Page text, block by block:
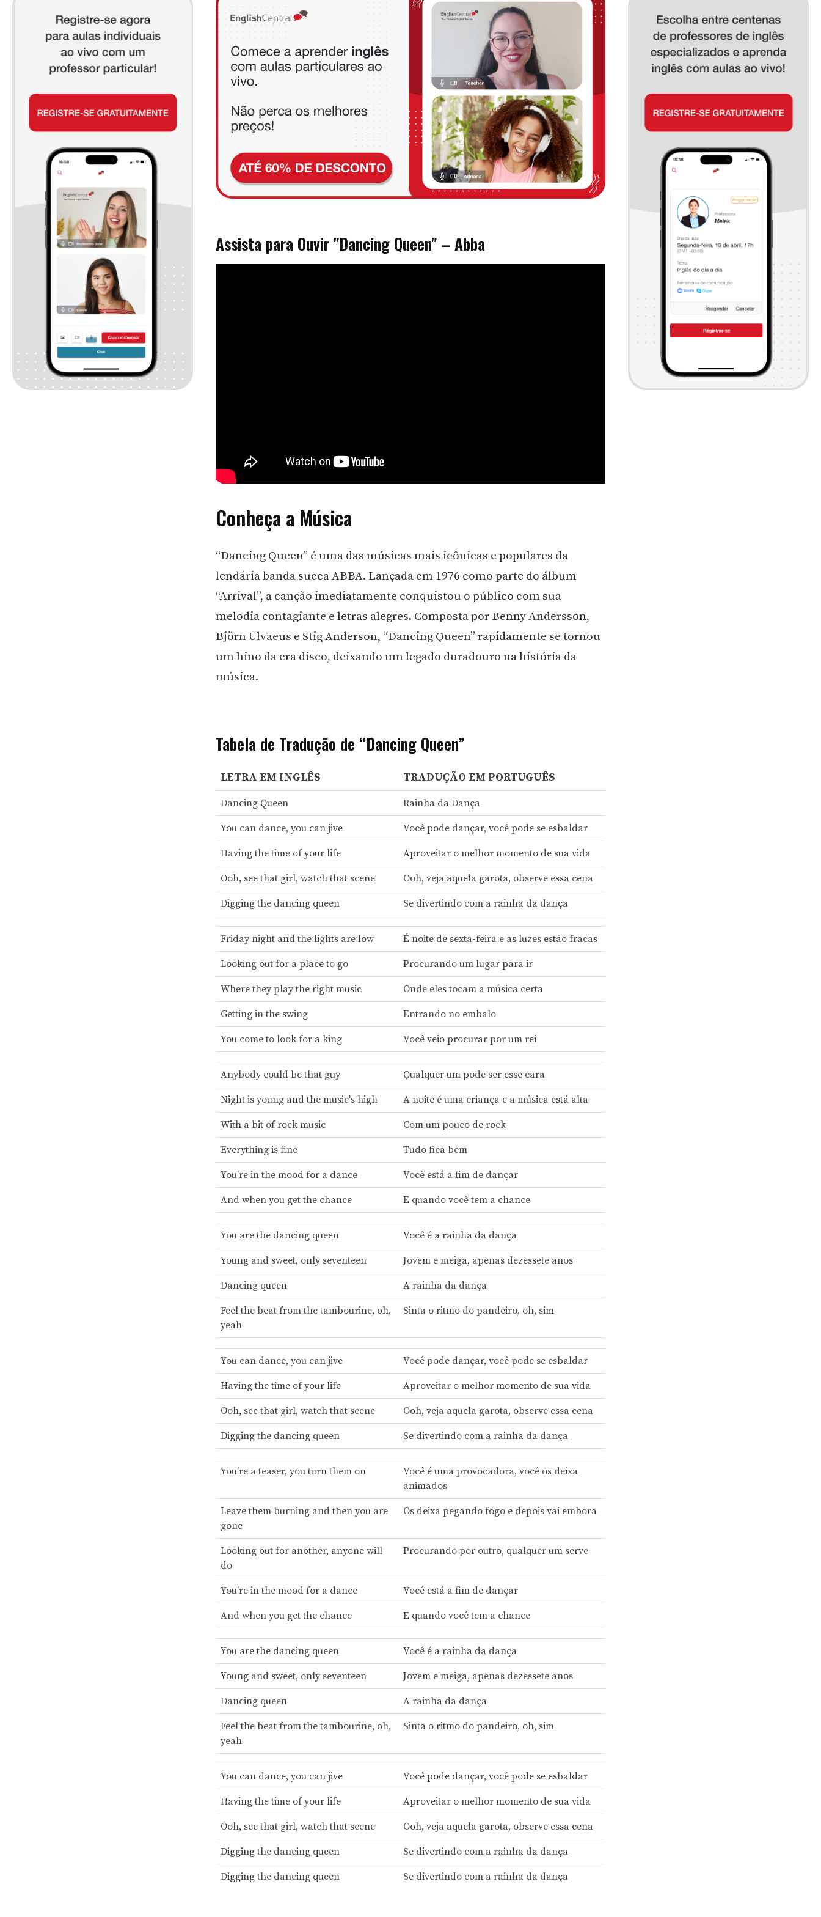
Assista para Ouvir "Dancing Queen" – Abba
Conheça a Música
“Dancing Queen” é uma das músicas mais icônicas e populares da
lendária banda sueca ABBA. Lançada em 1976 como parte do álbum
“Arrival”, a canção imediatamente conquistou o público com sua
melodia contagiante e letras alegres. Composta por Benny Andersson,
Björn Ulvaeus e Stig Anderson, “Dancing Queen” rapidamente se tornou
um hino da era disco, deixando um legado duradouro na história da
música.
Tabela de Tradução de “Dancing Queen”
LETRA EM INGLÊS TRADUÇÃO EM PORTUGUÊS
Dancing Queen Rainha da Dança
You can dance, you can jive Você pode dançar, você pode se esbaldar
Having the time of your life Aproveitar o melhor momento de sua vida
Ooh, see that girl, watch that scene Ooh, veja aquela garota, observe essa cena
Digging the dancing queen Se divertindo com a rainha da dança
Friday night and the lights are low É noite de sexta-feira e as luzes estão fracas
Looking out for a place to go Procurando um lugar para ir
Where they play the right music Onde eles tocam a música certa
Getting in the swing Entrando no embalo
You come to look for a king Você veio procurar por um rei
Anybody could be that guy Qualquer um pode ser esse cara
Night is young and the music's high A noite é uma criança e a música está alta
With a bit of rock music Com um pouco de rock
Everything is fine Tudo fica bem
You're in the mood for a dance Você está a fim de dançar
And when you get the chance E quando você tem a chance
You are the dancing queen Você é a rainha da dança
Young and sweet, only seventeen Jovem e meiga, apenas dezessete anos
Dancing queen A rainha da dança
Feel the beat from the tambourine, oh,
yeah
Sinta o ritmo do pandeiro, oh, sim
You can dance, you can jive Você pode dançar, você pode se esbaldar
Having the time of your life Aproveitar o melhor momento de sua vida
Ooh, see that girl, watch that scene Ooh, veja aquela garota, observe essa cena
Digging the dancing queen Se divertindo com a rainha da dança
You're a teaser, you turn them on
Você é uma provocadora, você os deixa
animados
Leave them burning and then you are
gone
Os deixa pegando fogo e depois vai embora
Looking out for another, anyone will
do
Procurando por outro, qualquer um serve
You're in the mood for a dance Você está a fim de dançar
And when you get the chance E quando você tem a chance
You are the dancing queen Você é a rainha da dança
Young and sweet, only seventeen Jovem e meiga, apenas dezessete anos
Dancing queen A rainha da dança
Feel the beat from the tambourine, oh,
yeah
Sinta o ritmo do pandeiro, oh, sim
You can dance, you can jive Você pode dançar, você pode se esbaldar
Having the time of your life Aproveitar o melhor momento de sua vida
Ooh, see that girl, watch that scene Ooh, veja aquela garota, observe essa cena
Digging the dancing queen Se divertindo com a rainha da dança
Digging the dancing queen Se divertindo com a rainha da dança